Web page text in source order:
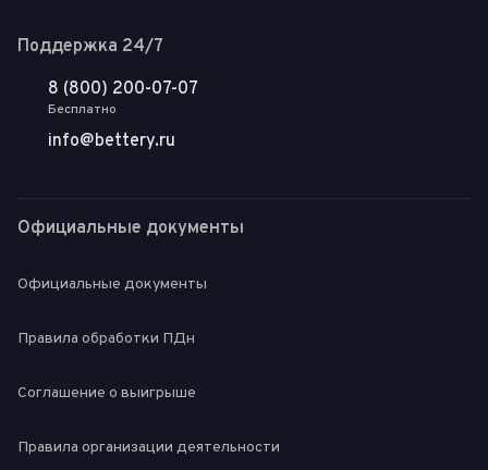
Поддержка 24/7
8 (800) 200-07-07
Бесплатно
info@bettery.ru
Официальные документы
Официальные документы
Правила обработки ПДн
Соглашение о выигрыше
Правила организации деятельности